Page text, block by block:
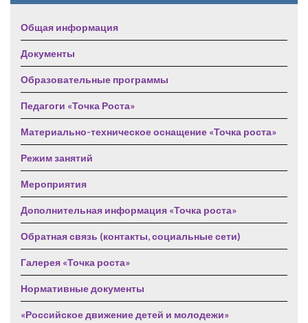
Общая информация
Документы
Образовательные программы
Педагоги «Точка Роста»
Материально-техническое оснащение «Точка роста»
Режим занятий
Мероприятия
Дополнительная информация «Точка роста»
Обратная связь (контакты, социальные сети)
Галерея «Точка роста»
Нормативные документы
«Российское движение детей и молодежи»